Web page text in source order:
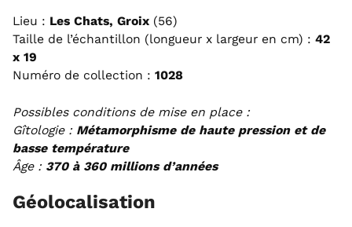
Lieu : Les Chats, Groix(56)
Taille de l’échantillon (longueur x largeur en cm) : 42
x 19
Numéro de collection : 1028
Possibles conditions de mise en place :
Gîtologie : Métamorphisme de haute pression et de
basse température
Âge : 370 à 360 millions d’années
Géolocalisation